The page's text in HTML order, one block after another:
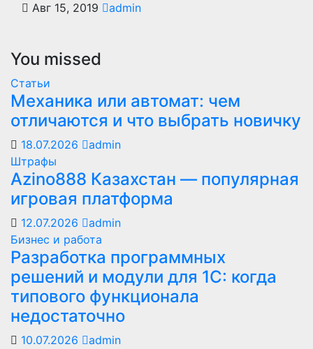
Авг 15, 2019 admin
You missed
Статьи
Механика или автомат: чем
отличаются и что выбрать новичку
18.07.2026
admin
Штрафы
Azino888 Казахстан — популярная
игровая платформа
12.07.2026
admin
Бизнес и работа
Разработка программных
решений и модули для 1С: когда
типового функционала
недостаточно
10.07.2026
admin